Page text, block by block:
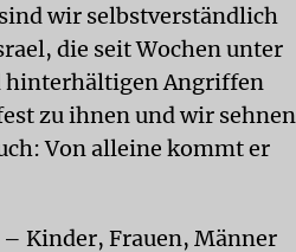
wir selbstverständlich
die seit Wochen unter
hinterhältigen Angriffen
zu ihnen und wir sehnen
Von alleine kommt er
Kinder, Frauen, Männer